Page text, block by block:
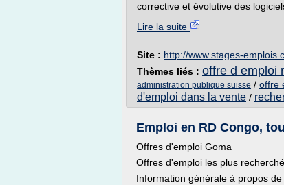
corrective et évolutive des
Lire la suite
Site : http://www.stages-
Thèmes liés : offre d emploi
administration publique suisse / offre
d'emploi dans la vente /
Emploi en RD Congo,
Offres d'emploi Goma
Offres d'emploi les plus
Information générale à propos